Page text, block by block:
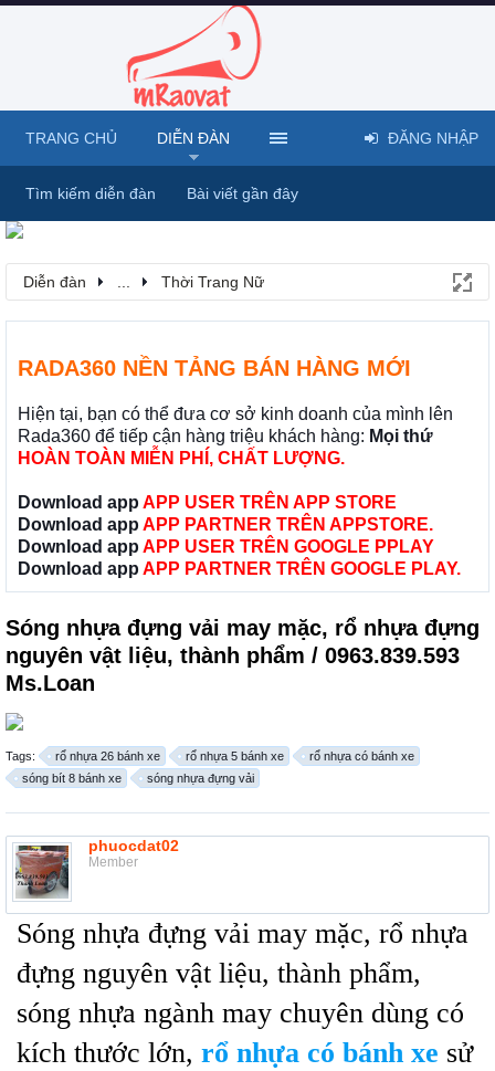
Diễn đàn Thời Trang Nữ
RADA360 NỀN TẢNG BÁN HÀNG MỚI
Hiện tại, bạn có thể đưa cơ sở kinh doanh của mình lên
Rada360 để tiếp cận hàng triệu khách hàng: Mọi thứ
HOÀN TOÀN MIỄN PHÍ, CHẤT LƯỢNG.
Download app APP USER TRÊN APP STORE
Download app APP PARTNER TRÊN APPSTORE.
Download app APP USER TRÊN GOOGLE PPLAY
Download app APP PARTNER TRÊN GOOGLE PLAY.
Sóng nhựa đựng vải may mặc, rổ nhựa đựng
nguyên vật liệu, thành phẩm / 0963.839.593
Ms.Loan
Tags: rổ nhựa 26 bánh xe rổ nhựa 5 bánh xe
rổ nhựa có bánh xe
sóng bít 8 bánh xe
sóng nhựa đựng vải
phuocdat02
Member
Sóng nhựa đựng vải may mặc, rổ nhựa
đựng nguyên vật liệu, thành phẩm,
sóng nhựa ngành may chuyên dùng có
kích thước lớn, rổ nhựa có bánh xe sử
TRANG CHỦ DIỄN ĐÀN
Tìm kiếm diễn đàn Bài viết gần đây
ĐĂNG NHẬP